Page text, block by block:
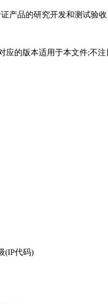
产品的研究开发和测试验
的版本适用于本文件;不
(IP代码)